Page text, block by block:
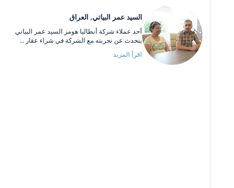
السيد عمر البياتي, العراق
أحد عملاء شركة أنطاليا هومز السيد عمر البياتي
يتحدث عن تجربته مع الشركة في شراء عقار ...
اقرأ المزيد